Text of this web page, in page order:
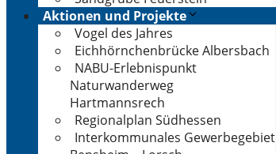
Aktionen und Projekte
Vogel des Jahres
Eichhörnchenbrücke Albersbach
NABU-Erlebnispunkt
Naturwanderweg
Hartmannsrech
Regionalplan Südhessen
Interkommunales Gewerbegebiet